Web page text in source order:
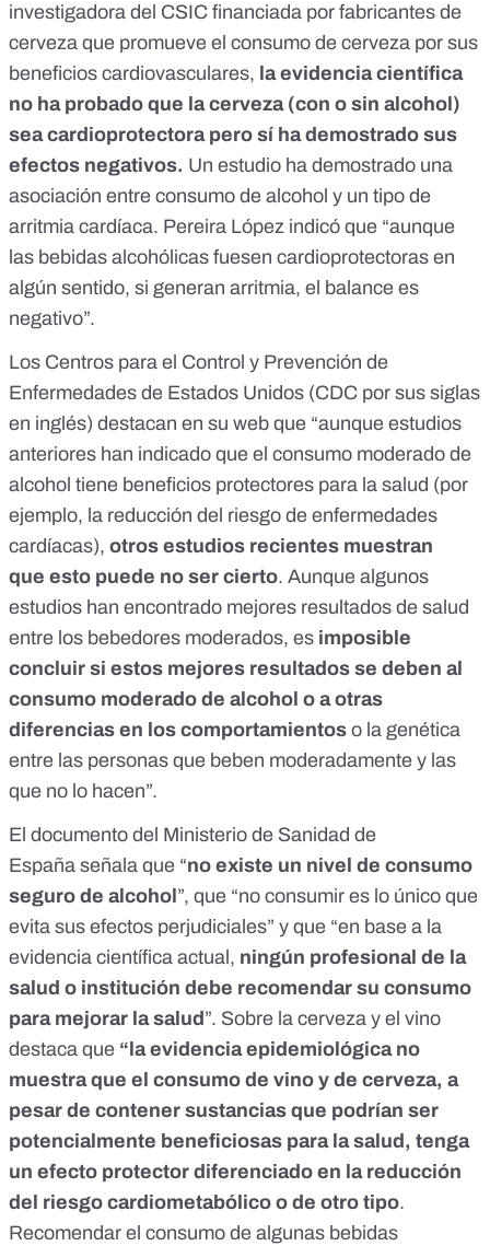
investigadora del CSIC financiada por fabricantes de
cerveza que promueve el consumo de cerveza por sus
beneficios cardiovasculares, la evidencia científica
no ha probado que la cerveza (con o sin alcohol)
sea cardioprotectora pero sí ha demostrado sus
efectos negativos. Un estudio ha demostrado una
asociación entre consumo de alcohol y un tipo de
arritmia cardíaca. Pereira López indicó que “aunque
las bebidas alcohólicas fuesen cardioprotectoras en
algún sentido, si generan arritmia, el balance es
negativo”.
Los Centros para el Control y Prevención de
Enfermedades de Estados Unidos (CDC por sus siglas
en inglés) destacan en su web que “aunque estudios
anteriores han indicado que el consumo moderado de
alcohol tiene beneficios protectores para la salud (por
ejemplo, la reducción del riesgo de enfermedades
cardíacas), otros estudios recientes muestran
que esto puede no ser cierto. Aunque algunos
estudios han encontrado mejores resultados de salud
entre los bebedores moderados, es imposible
concluir si estos mejores resultados se deben al
consumo moderado de alcohol o a otras
diferencias en los comportamientos o la genética
entre las personas que beben moderadamente y las
que no lo hacen”.
El documento del Ministerio de Sanidad de
España señala que “no existe un nivel de consumo
seguro de alcohol ”, que “no consumir es lo único que
evita sus efectos perjudiciales” y que “en base a la
evidencia científica actual, ningún profesional de la
salud o institución debe recomendar su consumo
para mejorar la salud ”. Sobre la cerveza y el vino
destaca que “la evidencia epidemiológica no
muestra que el consumo de vino y de cerveza, a
pesar de contener sustancias que podrían ser
potencialmente beneficiosas para la salud, tenga
un efecto protector diferenciado en la reducción
del riesgo cardiometabólico o de otro tipo.
Recomendar el consumo de algunas bebidas